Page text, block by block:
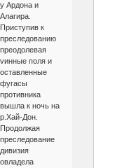
у Ардона и
Алагира.
Приступив к
преследованию
преодолевая
vинные поля и
оставленные
фугасы
противника
вышла к ночь на
р.Хай-Дон.
Продолжая
преследование
дивизия
овладела